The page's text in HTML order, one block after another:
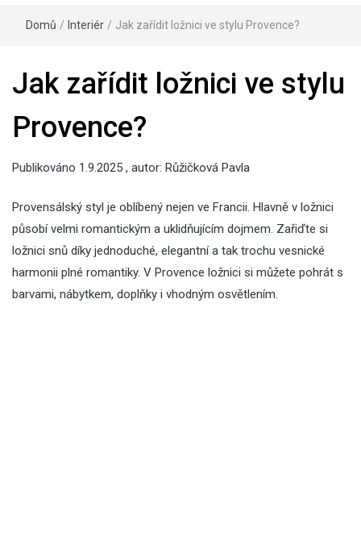
Domů / Interiér / Jak zařídit ložnici ve stylu Provence?
Jak zařídit ložnici ve stylu
Provence?
Publikováno 1.9.2025 , autor: Růžičková Pavla
Provensálský styl je oblíbený nejen ve Francii. Hlavně v ložnici
působí velmi romantickým a uklidňujícím dojmem. Zařiďte si
ložnici snů díky jednoduché, elegantní a tak trochu vesnické
harmonii plné romantiky. V Provence ložnici si můžete pohrát s
barvami, nábytkem, doplňky i vhodným osvětlením.